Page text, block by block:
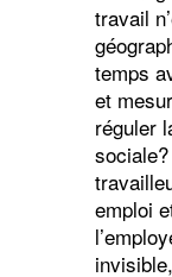
travail
temps
et
réguler
emploi